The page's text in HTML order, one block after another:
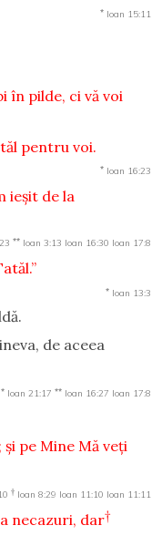
* Ioan 15:11
în pilde, ci vă voi
pentru voi.
* Ioan 16:23
ieşit de la
** Ioan 3:13 Ioan 16:30 Ioan 17:8
* Ioan 13:3
de aceea
* Ioan 21:17 ** Ioan 16:27 Ioan 17:8
şi pe Mine Mă veţi
† Ioan 8:29 Ioan 11:10 Ioan 11:11
necazuri, dar†